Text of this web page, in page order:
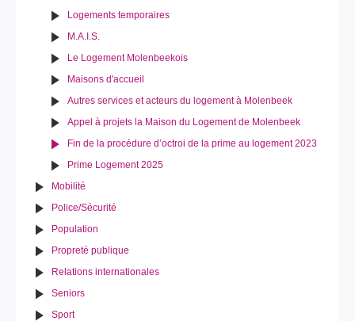
Logements temporaires
M.A.I.S.
Le Logement Molenbeekois
Maisons d'accueil
Autres services et acteurs du logement à Molenbeek
Appel à projets la Maison du Logement de Molenbeek
Fin de la procédure d’octroi de la prime au logement 2023
Prime Logement 2025
Mobilité
Police/Sécurité
Population
Propreté publique
Relations internationales
Seniors
Sport